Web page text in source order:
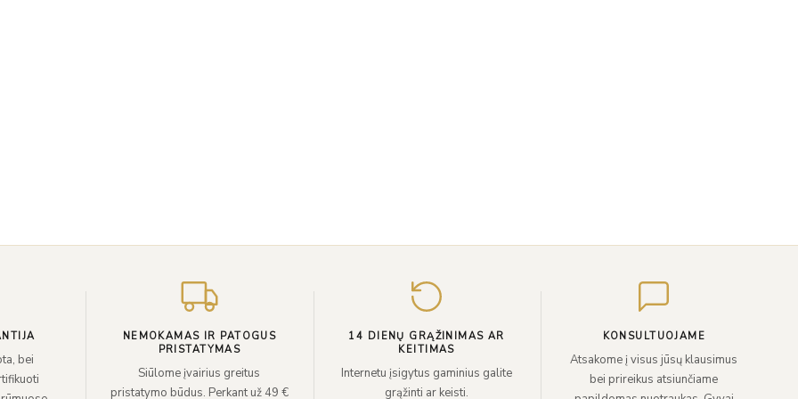
bei
NEMOKAMAS IR PATOGUS
PRISTATYMAS
Siūlome įvairius greitus
pristatymo būdus. Perkant už 49 €
14 DIENŲ GRĄŽINIMAS AR
KEITIMAS
Internetu įsigytus gaminius galite
grąžinti ar keisti.
KONSULTUOJAME
Atsakome į visus jūsų klausimus
bei prireikus atsiunčiame